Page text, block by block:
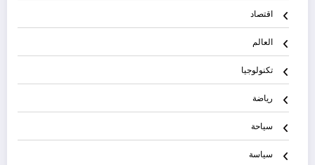
اقتصاد
العالم
تكنولوجيا
رياضة
سياحة
سياسة